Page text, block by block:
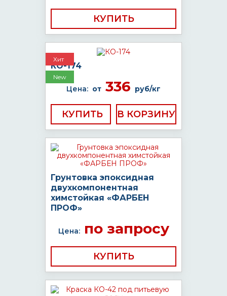
КУПИТЬ
Хит
New
КО-174
Цена: от 336 руб/кг
КУПИТЬ
Грунтовка эпоксидная
двухкомпонентная
химстойкая «ФАРБЕН
ПРОФ»
Цена:по запросу
КУПИТЬ